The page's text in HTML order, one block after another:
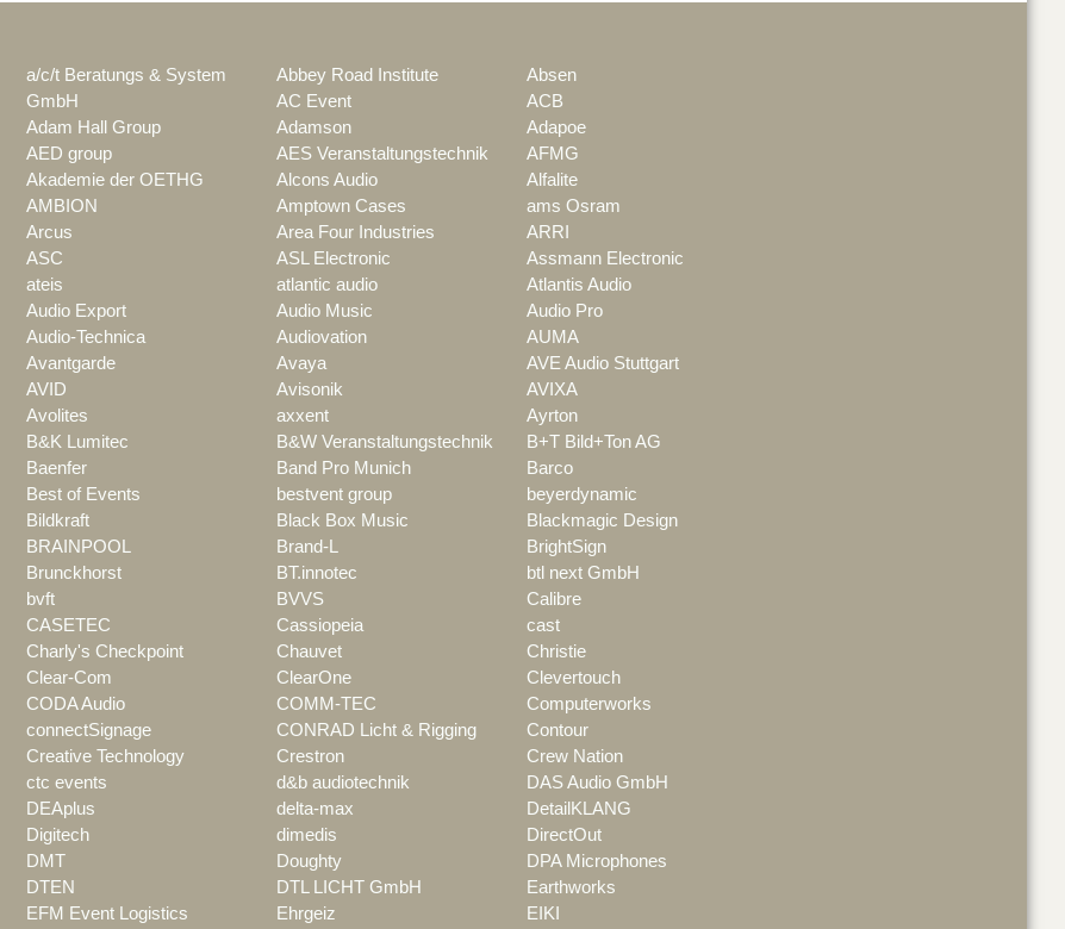
a/c/t Beratungs & System
GmbH
Abbey Road Institute
Absen
AC Event
ACB
Adam Hall Group Adamson
Adapoe
AED group AES Veranstaltungstechnik
AFMG
Akademie der OETHG Alcons Audio
Alfalite
AMBION Amptown Cases
ams Osram
Arcus Area Four Industries
ARRI
ASC ASL Electronic
Assmann Electronic
ateis atlantic audio
Atlantis Audio
Audio Export Audio Music
Audio Pro
Audio-Technica Audiovation
AUMA
Avantgarde Avaya
AVE Audio Stuttgart
AVID Avisonik
AVIXA
Avolites axxent
Ayrton
B&K Lumitec B&W Veranstaltungstechnik
B+T Bild+Ton AG
Baenfer Band Pro Munich
Barco
Best of Events bestvent group
beyerdynamic
Bildkraft Black Box Music
Blackmagic Design
BRAINPOOL Brand-L
BrightSign
Brunckhorst BT.innotec
btl next GmbH
bvft BVVS
Calibre
CASETEC Cassiopeia
cast
Charly's Checkpoint Chauvet
Christie
Clear-Com ClearOne
Clevertouch
CODA Audio COMM-TEC
Computerworks
connectSignage CONRAD Licht & Rigging
Contour
Creative Technology Crestron
Crew Nation
ctc events d&b audiotechnik
DAS Audio GmbH
DEAplus delta-max
DetailKLANG
Digitech dimedis
DirectOut
DMT Doughty
DPA Microphones
DTEN DTL LICHT GmbH
Earthworks
EFM Event Logistics Ehrgeiz
EIKI